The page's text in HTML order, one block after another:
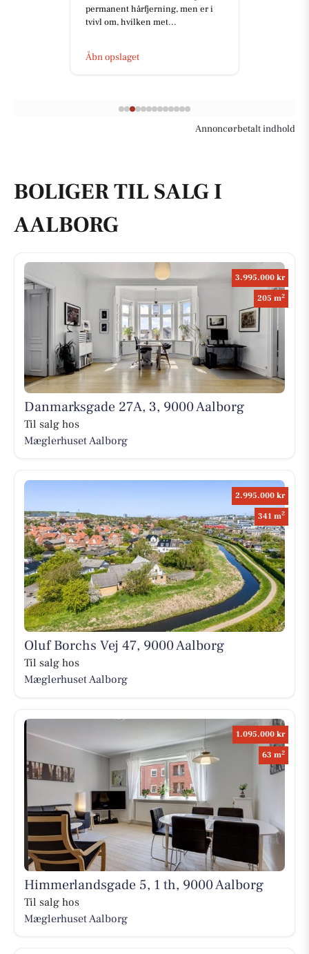
permanent hårfjerning, men er i
tvivl om, hvilken met...
Åbn opslaget
Annoncørbetalt indhold
BOLIGER TIL SALG I
AALBORG
3.995.000 kr
205 m2
Danmarksgade 27A, 3, 9000 Aalborg
Til salg hos
Mæglerhuset Aalborg
2.995.000 kr
341 m2
Oluf Borchs Vej 47, 9000 Aalborg
Til salg hos
Mæglerhuset Aalborg
1.095.000 kr
63 m2
Himmerlandsgade 5, 1 th, 9000 Aalborg
Til salg hos
Mæglerhuset Aalborg